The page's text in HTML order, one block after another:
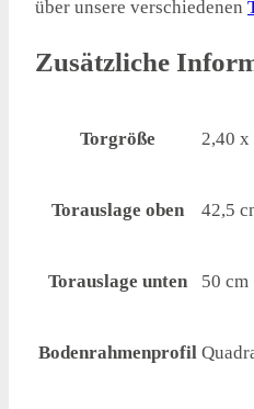
über unsere verschiedenen
Zusätzliche
Torgröße 2,40 x
Torauslage oben 42,5
Torauslage unten 50 cm
Bodenrahmenprofil